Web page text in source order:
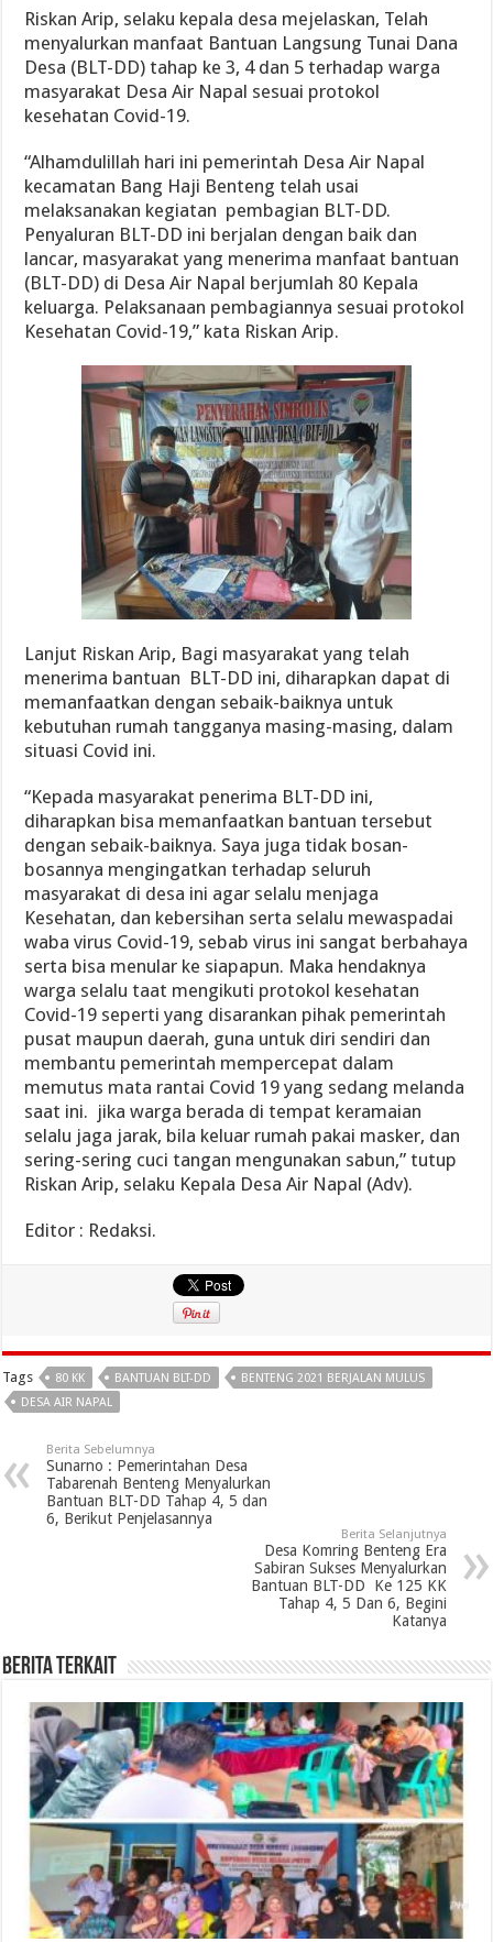
Riskan Arip, selaku kepala desa mejelaskan, Telah
menyalurkan manfaat Bantuan Langsung Tunai Dana
Desa (BLT-DD) tahap ke 3, 4 dan 5 terhadap warga
masyarakat Desa Air Napal sesuai protokol
kesehatan Covid-19.
“Alhamdulillah hari ini pemerintah Desa Air Napal
kecamatan Bang Haji Benteng telah usai
melaksanakan kegiatan pembagian BLT-DD.
Penyaluran BLT-DD ini berjalan dengan baik dan
lancar, masyarakat yang menerima manfaat bantuan
(BLT-DD) di Desa Air Napal berjumlah 80 Kepala
keluarga. Pelaksanaan pembagiannya sesuai protokol
Kesehatan Covid-19,” kata Riskan Arip.
Lanjut Riskan Arip, Bagi masyarakat yang telah
menerima bantuan BLT-DD ini, diharapkan dapat di
memanfaatkan dengan sebaik-baiknya untuk
kebutuhan rumah tangganya masing-masing, dalam
situasi Covid ini.
“Kepada masyarakat penerima BLT-DD ini,
diharapkan bisa memanfaatkan bantuan tersebut
dengan sebaik-baiknya. Saya juga tidak bosan-
bosannya mengingatkan terhadap seluruh
masyarakat di desa ini agar selalu menjaga
Kesehatan, dan kebersihan serta selalu mewaspadai
waba virus Covid-19, sebab virus ini sangat berbahaya
serta bisa menular ke siapapun. Maka hendaknya
warga selalu taat mengikuti protokol kesehatan
Covid-19 seperti yang disarankan pihak pemerintah
pusat maupun daerah, guna untuk diri sendiri dan
membantu pemerintah mempercepat dalam
memutus mata rantai Covid 19 yang sedang melanda
saat ini. jika warga berada di tempat keramaian
selalu jaga jarak, bila keluar rumah pakai masker, dan
sering-sering cuci tangan mengunakan sabun,” tutup
Riskan Arip, selaku Kepala Desa Air Napal (Adv).
Editor : Redaksi.
Tags 80 KK BANTUAN BLT-DD
BENTENG 2021 BERJALAN MULUS
DESA AIR NAPAL
Berita Sebelumnya
Sunarno : Pemerintahan Desa
Tabarenah Benteng Menyalurkan
Bantuan BLT-DD Tahap 4, 5 dan
6, Berikut Penjelasannya
Berita Selanjutnya
Desa Komring Benteng Era
Sabiran Sukses Menyalurkan
Bantuan BLT-DD Ke 125 KK
Tahap 4, 5 Dan 6, Begini
Katanya
Berita Terkait